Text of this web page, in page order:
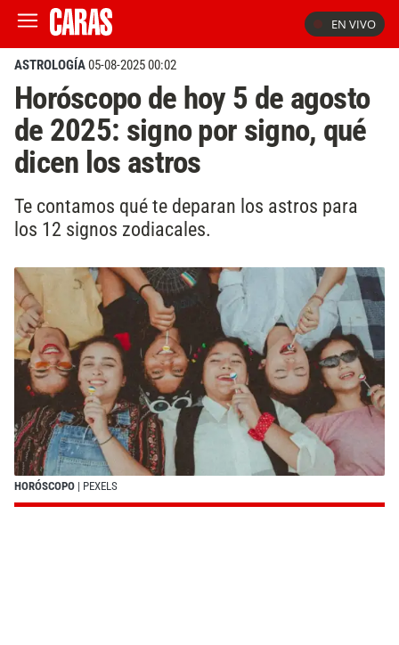
EN VIVO
ASTROLOGÍA05-08-2025 00:02
Horóscopo de hoy 5 de agosto
de 2025: signo por signo, qué
dicen los astros
Te contamos qué te deparan los astros para
los 12 signos zodiacales.
HORÓSCOPO | PEXELS